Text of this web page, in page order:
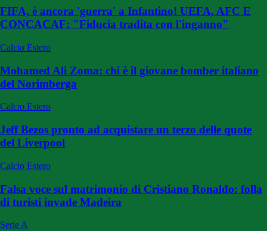
FIFA, è ancora 'guerra' a Infantino! UEFA, AFC E
CONCACAF: "Fiducia tradita con l'inganno"
Calcio Estero
Mohamed Ali Zoma: chi è il giovane bomber italiano
del Norimberga
Calcio Estero
Jeff Bezos pronto ad acquistare un terzo delle quote
del Liverpool
Calcio Estero
Falsa voce sul matrimonio di Cristiano Ronaldo: folla
di turisti invade Madeira
Serie A